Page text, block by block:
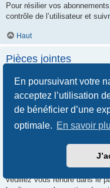
En poursuivant votre
acceptez l’utilisation
de bénéficier d’une
optimale. En savoir
Pour résilier vos
contrôle de l’utilisateur et
Haut
Pièces jointes
Quelles pièces jointes
Chaque administrateur peut
jointes. Si vous n’êtes pas
nous vous invitons à
Comment puis-je retrouver
Pour retrouver la liste des
veuillez vous rendre dans le